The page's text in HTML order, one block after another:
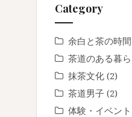
Category
余白と茶の時間
茶道のある暮
抹茶文化 (2)
茶道男子 (2)
体験・イベント